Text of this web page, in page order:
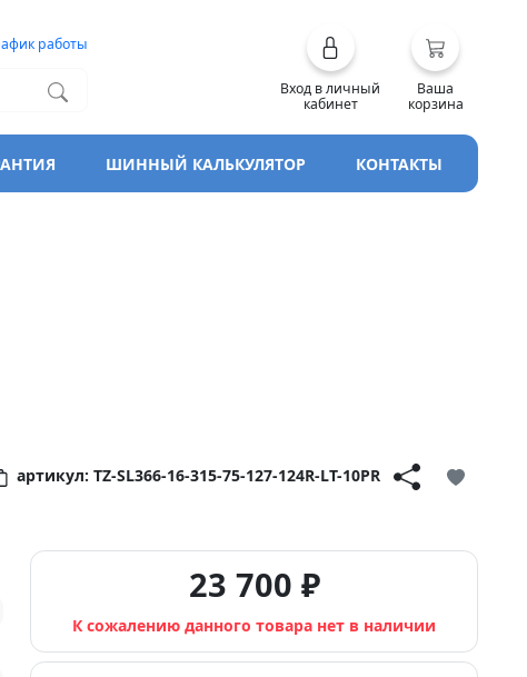
работы
Вход в личный
кабинет
Ваша
корзина
ШИННЫЙ КАЛЬКУЛЯТОР КОНТАКТЫ
артикул: TZ-SL366-16-315-75-127-124R-LT-10PR
23 700 ₽
К сожалению данного товара нет в наличии